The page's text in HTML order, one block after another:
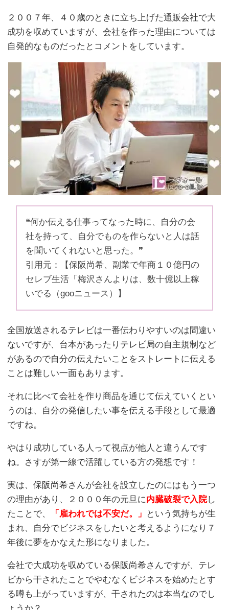
２００７年、４０歳のときに立ち上げた通販会社で大
成功を収めていますが、会社を作った理由については
自発的なものだったとコメントをしています。
❝何か伝える仕事ってなった時に、自分の会
社を持って、自分でものを作らないと人は話
を聞いてくれないと思った。❞
引用元：【保阪尚希、副業で年商１０億円の
セレブ生活「梅沢さんよりは、数十億以上稼
いでる（gooニュース）】
全国放送されるテレビは一番伝わりやすいのは間違い
ないですが、台本があったりテレビ局の自主規制など
があるので自分の伝えたいことをストレートに伝える
ことは難しい一面もあります。
それに比べて会社を作り商品を通じて伝えていくとい
うのは、自分の発信したい事を伝える手段として最適
ですね。
やはり成功している人って視点が他人と違うんです
ね。さすが第一線で活躍している方の発想です！
実は、保阪尚希さんが会社を設立したのにはもう一つ
の理由があり、２０００年の元旦に内臓破裂で入院し
たことで、
「雇われでは不安だ。」
という気持ちが生
まれ、自分でビジネスをしたいと考えるようになり７
年後に夢をかなえた形になりました。
会社で大成功を収めている保阪尚希さんですが、テレ
ビから干されたことでやむなくビジネスを始めたとす
る噂も上がっていますが、干されたのは本当なのでし